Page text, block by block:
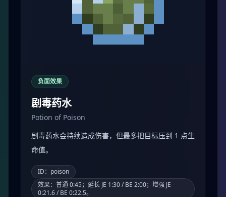
负面效果
剧毒药水
Potion of Poison
剧毒药水会持续造成伤害，但最多把目标压到 1 点生
命值。
ID：poison
效果：普通 0:45；延长 JE 1:30 / BE 2:00；增强 JE
0:21.6 / BE 0:22.5。